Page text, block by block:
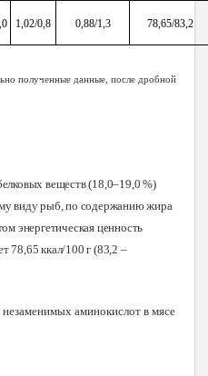
1,02/0,8 0,88/1,3 78,65/83,2
полученные данные, после дробной
веществ (18,0–19,0 %)
виду рыб, по содержанию жира
энергетическая ценность
78,65 ккал/100 г (83,2 –
аминокислот в мясе